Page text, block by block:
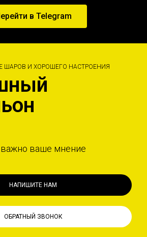
в Telegram
ШАРОВ И ХОРОШЕГО НАСТРОЕНИЯ
ваше мнение
НАПИШИТЕ НАМ
ОБРАТНЫЙ ЗВОНОК